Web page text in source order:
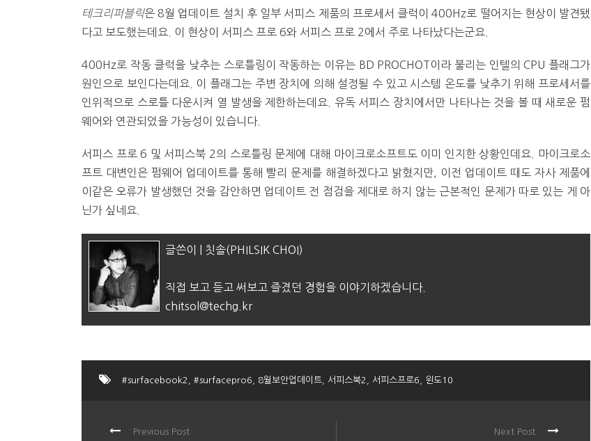
테크리퍼블릭은 8월 업데이트 설치 후 일부 서피스 제품의 프로세서 클럭이 400Hz로 떨어지는 현상이 발견됐
다고 보도했는데요. 이 현상이 서피스 프로 6와 서피스 프로 2에서 주로 나타났다는군요.
400Hz로 작동 클럭을 낮추는 스로틀링이 작동하는 이유는 BD PROCHOT이라 불리는 인텔의 CPU 플래그가
원인으로 보인다는데요. 이 플래그는 주변 장치에 의해 설정될 수 있고 시스템 온도를 낮추기 위해 프로세서를
인위적으로 스로틀 다운시켜 열 발생을 제한하는데요. 유독 서피스 장치에서만 나타나는 것을 볼 때 새로운 펌
웨어와 연관되었을 가능성이 있습니다.
서피스 프로 6 및 서피스북 2의 스로틀링 문제에 대해 마이크로소프트도 이미 인지한 상황인데요. 마이크로소
프트 대변인은 펌웨어 업데이트를 통해 빨리 문제를 해결하겠다고 밝혔지만, 이전 업데이트 때도 자사 제품에
이같은 오류가 발생했던 것을 감안하면 업데이트 전 점검을 제대로 하지 않는 근본적인 문제가 따로 있는 게 아
닌가 싶네요.
글쓴이 | 칫솔(PHILSIK CHOI)
직접 보고 듣고 써보고 즐겼던 경험을 이야기하겠습니다.
chitsol@techg.kr
#surfacebook2 #surfacepro6 8월보안업데이트 서피스북2 서피스프로6 윈도10
Previous Post Next Post